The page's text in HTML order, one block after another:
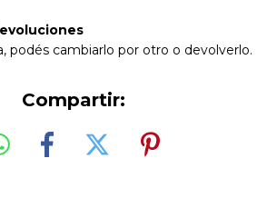
podés cambiarlo por otro o devolverlo.
Compartir: